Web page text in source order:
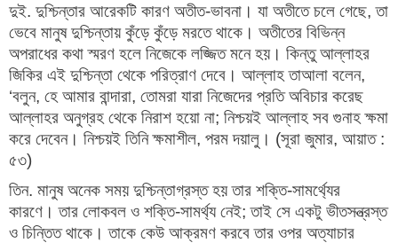
দুই. দুশ্চিন্তার আরেকটি কারণ অতীত-ভাবনা। যা অতীতে চলে গেছে, তা
ভেবে মানুষ দুশ্চিন্তায় কুঁড়ে কুঁড়ে মরতে থাকে। অতীতের বিভিন্ন
অপরাধের কথা স্মরণ হলে নিজেকে লজ্জিত মনে হয়। কিন্তু আল্লাহর
জিকির এই দুশ্চিন্তা থেকে পরিত্রাণ দেবে। আল্লাহ তাআলা বলেন,
‘বলুন, হে আমার বান্দারা, তোমরা যারা নিজেদের প্রতি অবিচার করেছ
আল্লাহর অনুগ্রহ থেকে নিরাশ হয়ো না; নিশ্চয়ই আল্লাহ সব গুনাহ ক্ষমা
করে দেবেন। নিশ্চয়ই তিনি ক্ষমাশীল, পরম দয়ালু। (সূরা জুমার, আয়াত :
৫৩)
তিন. মানুষ অনেক সময় দুশ্চিন্তাগ্রস্ত হয় তার শক্তি-সামর্থ্যের
কারণে। তার লোকবল ও শক্তি-সামর্থ্য নেই; তাই সে একটু ভীতসন্ত্রস্ত
ও চিন্তিত থাকে। তাকে কেউ আক্রমণ করবে তার ওপর অত্যাচার